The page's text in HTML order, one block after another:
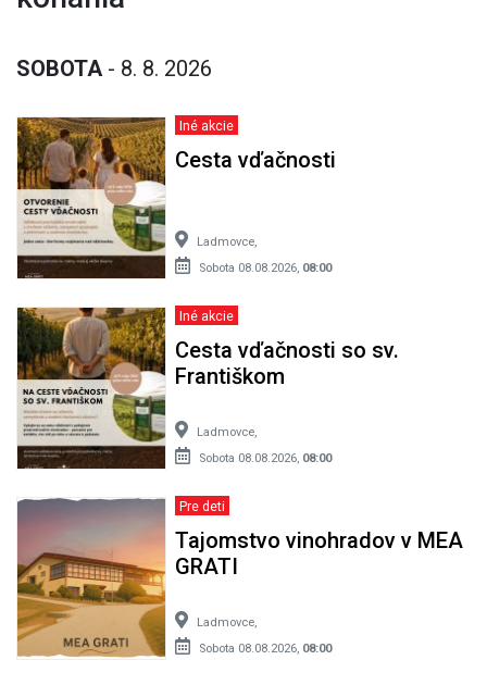
SOBOTA - 8. 8. 2026
Iné akcie
Cesta vďačnosti
Ladmovce,
Sobota 08.08.2026, 08:00
Iné akcie
Cesta vďačnosti so sv.
Františkom
Ladmovce,
Sobota 08.08.2026, 08:00
Pre deti
Tajomstvo vinohradov v MEA
GRATI
Ladmovce,
Sobota 08.08.2026, 08:00